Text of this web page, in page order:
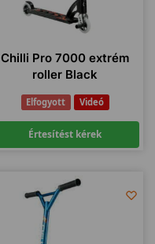
Chilli Pro 7000 extrém
roller Black
Elfogyott Videó
Értesítést kérek